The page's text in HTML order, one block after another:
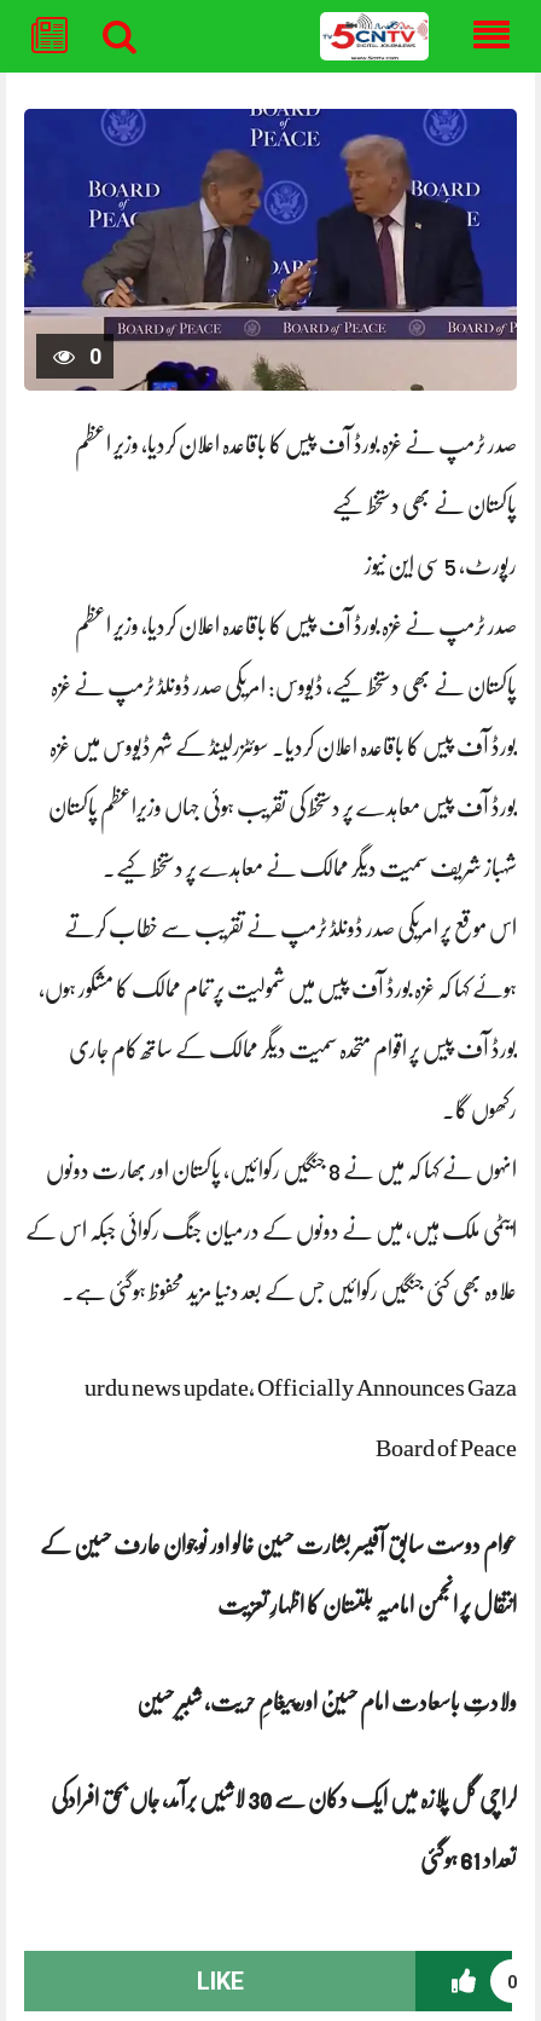
content
0
صدر ٹرمپ نے غزہ بورڈ آف پیس کا باقاعدہ اعلان کردیا، وزیر اعظم
پاکستان نے بھی دستخط کیے
رپورٹ، 5 سی این نیوز
صدر ٹرمپ نے غزہ بورڈ آف پیس کا باقاعدہ اعلان کردیا، وزیر اعظم
پاکستان نے بھی دستخط کیے، ڈیووس: امریکی صدر ڈونلڈ ٹرمپ نے غزہ
بورڈ آف پیس کا باقاعدہ اعلان کردیا۔ سوئٹزرلینڈ کے شہر ڈیووس میں غزہ
بورڈ آف پیس معاہدے پر دستخط کی تقریب ہوئی جہاں وزیراعظم پاکستان
شہباز شریف سمیت دیگر ممالک نے معاہدے پر دستخط کیے۔
اس موقع پر امریکی صدر ڈونلڈ ٹرمپ نے تقریب سے خطاب کرتے
ہوئے کہا کہ غزہ بورڈ آف پیس میں شمولیت پر تمام ممالک کا مشکور ہوں،
بورڈ آف پیس پر اقوام متحدہ سمیت دیگر ممالک کے ساتھ کام جاری
رکھوں گا۔
انہوں نے کہا کہ میں نے 8 جنگیں رکوائیں، پاکستان اور بھارت دونوں
ایٹمی ملک ہیں، میں نے دونوں کے درمیان جنگ رکوائی جبکہ اس کے
علاوہ بھی کئی جنگیں رکوائیں جس کے بعد دنیا مزید محفوظ ہوگئی ہے۔
urdu news update, Officially Announces Gaza
Board of Peace
عوام دوست سابق آفیسر بشارت حسین خالو اور نوجوان عارف حسین کے
انتقال پر انجمن امامیہ بلتستان کا اظہارِ تعزیت
ولادتِ باسعادت امام حسینؑ اور پیغامِ حریت، شبیر حسین
کراچی گل پلازہ میں ایک دکان سے 30 لاشیں برآمد، جاں بحق افرادکی
تعداد 61 ہوگئی
0
LIKE